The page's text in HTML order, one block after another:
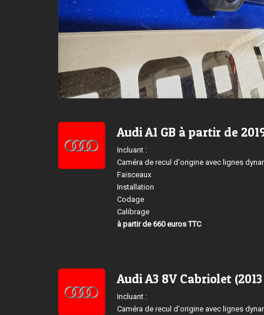
Audi A1 GB à partir de
Incluant :
Caméra de recul d'origine avec lignes
Faisceaux
Installation
Codage
Calibrage
à partir de 660 euros TTC
Audi A3 8V Cabriolet
Incluant :
Caméra de recul d'origine avec lignes